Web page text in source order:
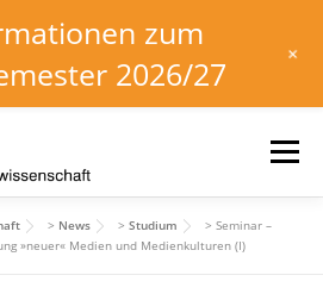
Menu
KALENDER STUDIUM
> News > Studium > Seminar –
»neuer« Medien und Medienkulturen (I)
zum
2026/27
+